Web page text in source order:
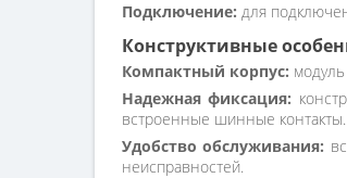
Подключение: для
Конструктивные
Компактный корпус:
Надежная фиксация:
встроенные шинные контакты.
Удобство обслуживания:
неисправностей.